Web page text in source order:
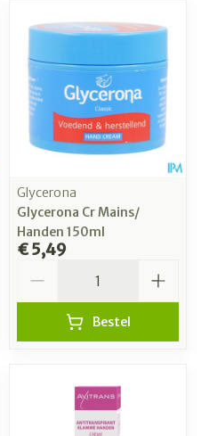
Glycerona
Glycerona Cr Mains/
Handen 150ml
€ 5,49
Bestel